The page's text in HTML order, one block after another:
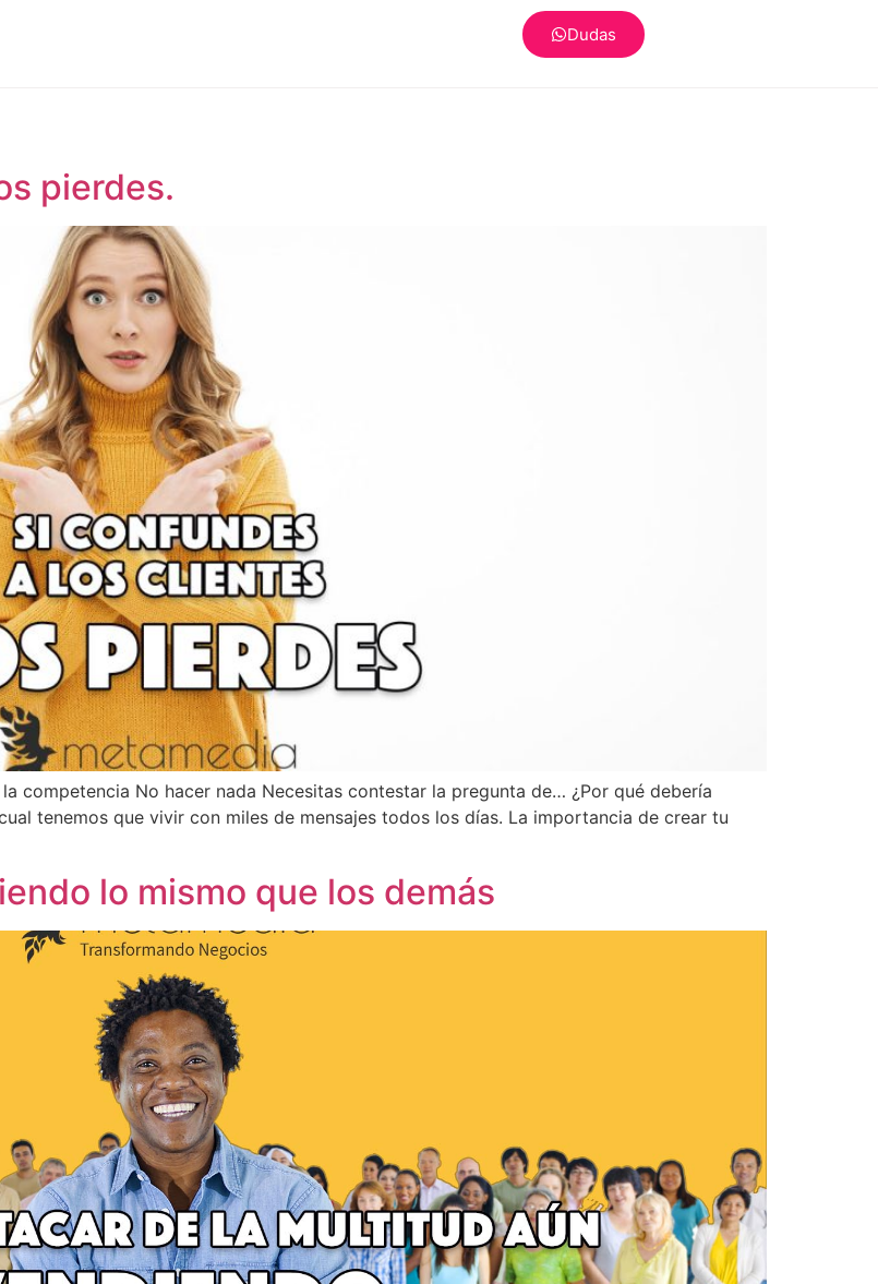
Dudas
pierdes.
competencia No hacer nada Necesitas contestar la pregunta de… ¿Por qué debería
tenemos que vivir con miles de mensajes todos los días. La importancia de crear tu
lo mismo que los demás